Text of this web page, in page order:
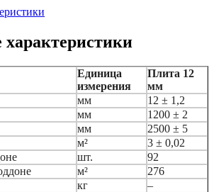
характеристики
Единица
измерения
Плита 12
мм
мм
12 ± 1,2
мм
1200 ± 2
мм
2500 ± 5
м²
3 ± 0,02
шт.
92
м²
276
кг
–